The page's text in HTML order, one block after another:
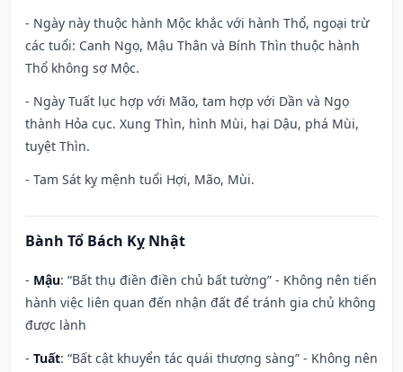
- Ngày này thuộc hành Mộc khắc với hành Thổ, ngoại trừ
các tuổi: Canh Ngọ, Mậu Thân và Bính Thìn thuộc hành
Thổ không sợ Mộc.
- Ngày Tuất lục hợp với Mão, tam hợp với Dần và Ngọ
thành Hỏa cục. Xung Thìn, hình Mùi, hại Dậu, phá Mùi,
tuyệt Thìn.
- Tam Sát kỵ mệnh tuổi Hợi, Mão, Mùi.
Bành Tổ Bách Kỵ Nhật
- Mậu: “Bất thụ điền điền chủ bất tường” - Không nên tiến
hành việc liên quan đến nhận đất để tránh gia chủ không
được lành
- Tuất: “Bất cật khuyển tác quái thượng sàng” - Không nên